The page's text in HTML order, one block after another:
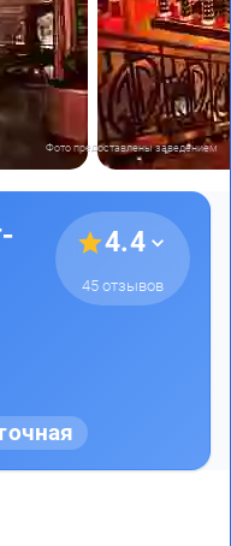
Фото предоставлены заведением
4.4
45 отзывов